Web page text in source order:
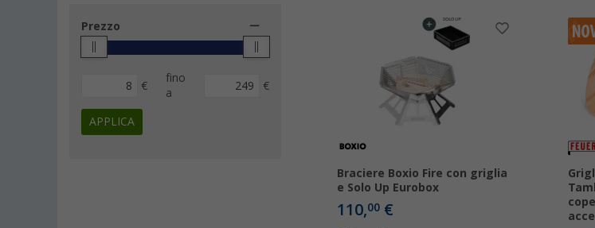
Prezzo
€
fino
a
€
APPLICA
Braciere Boxio Fire con griglia
e Solo Up Eurobox
110,00 €